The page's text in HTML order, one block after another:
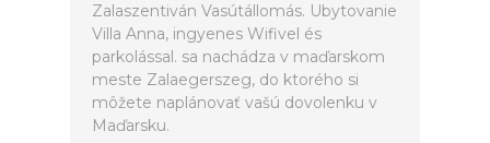
Zalaszentiván Vasútállomás. Ubytovanie
Villa Anna, ingyenes Wifivel és
parkolással. sa nachádza v maďarskom
meste Zalaegerszeg, do ktorého si
môžete naplánovať vašú dovolenku v
Maďarsku.